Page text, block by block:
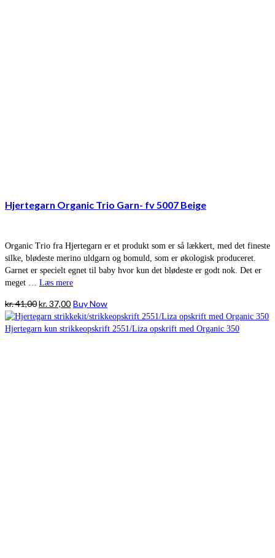
Hjertegarn Organic Trio Garn- fv 5007 Beige
Organic Trio fra Hjertegarn er et produkt som er så lækkert, med det fineste
silke, blødeste merino uldgarn og bomuld, som er økologisk produceret.
Garnet er specielt egnet til baby hvor kun det blødeste er godt nok. Det er
meget … Læs mere
kr.41,00Den
oprindelige
pris
kr.37,00Den
aktuelle
pris
Buy Now